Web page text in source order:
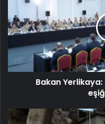
Bakan